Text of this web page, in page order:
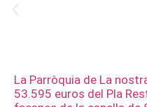
La Parròquia de La
53.595 euros del Pla